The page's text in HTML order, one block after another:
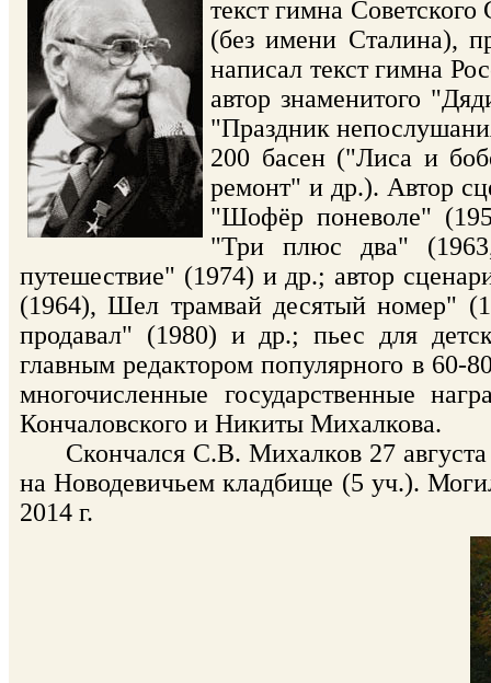
текст гимна
(без имени Сталина),
написал текст гимна
автор знаменитого
"Праздник
200 басен ("Лиса и
ремонт" и др.). Автор
"Шофёр поневоле"
"Три плюс два"
путешествие" (1974) и др.; автор
(1964), Шел трамвай десятый номер"
продавал" (1980) и др.; пьес для
главным редактором популярного в 60-
многочисленные государственные
Кончаловского и Никиты Михалкова.
Скончался С.В. Михалков 27 августа
на Новодевичьем кладбище (5 уч.).
2014 г.